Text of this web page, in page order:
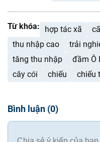
Từ khóa: hợp tác xã
thu nhập cao
trải
tăng thu nhập
đầm Ô
cây cói
chiếu chiếu
Bình luận (0)